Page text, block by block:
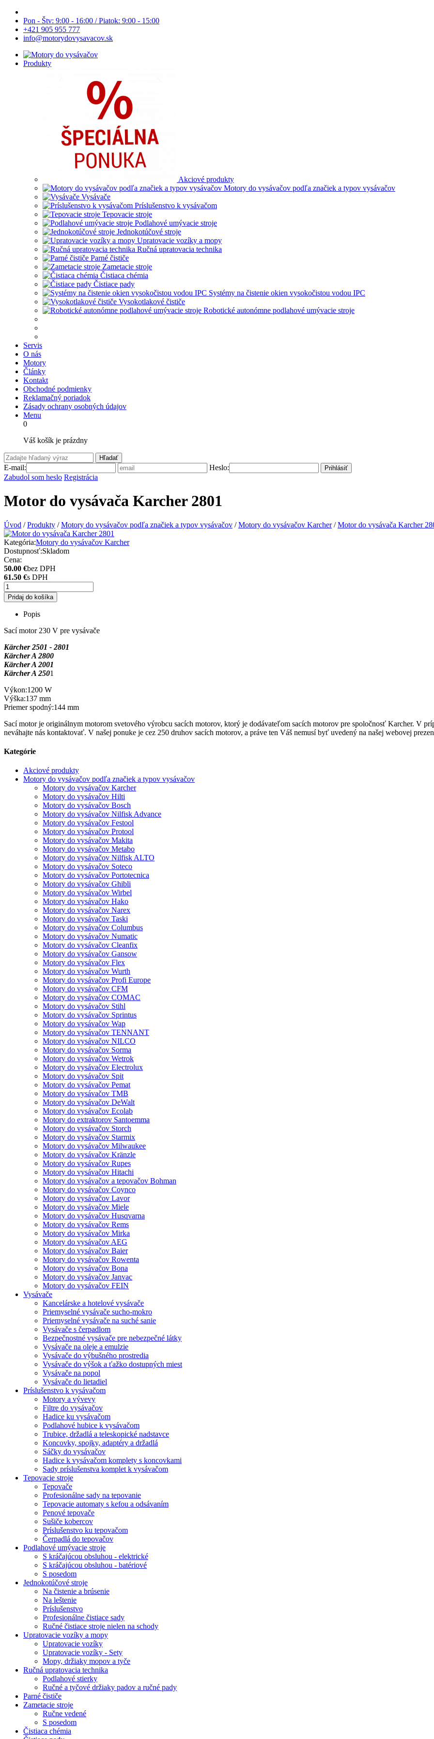
Pon - Štv: 9:00 - 16:00 / Piatok: 9:00 - 15:00
+421 905 955 777
info@motorydovysavacov.sk
Produkty
Akciové produkty
Motory do vysávačov podľa značiek a typov vysávačov
Vysávače
Príslušenstvo k vysávačom
Tepovacie stroje
Podlahové umývacie stroje
Jednokotúčové stroje
Upratovacie vozíky a mopy
Ručná upratovacia technika
Parné čističe
Zametacie stroje
Čistiaca chémia
Čistiace pady
Systémy na čistenie okien vysokočistou vodou IPC
Vysokotlakové čističe
Robotické autonómne podlahové umývacie stroje
Servis
O nás
Motory
Články
Kontakt
Obchodné podmienky
Reklamačný poriadok
Zásady ochrany osobných údajov
Menu
0
Váš košík je prázdny
Hľadať
E-mail: Heslo: Prihlásiť
Zabudol som heslo Registrácia
Motor do vysávača Karcher 2801
Úvod / Produkty / Motory do vysávačov podľa značiek a typov vysávačov / Motory do vysávačov Karcher / Motor do vysávača Karcher
Kategória:Motory do vysávačov Karcher
Dostupnosť:Skladom
Cena:
50.00 €bez DPH
61.50 €s DPH
Pridaj do košíka
Popis
Sací motor 230 V pre vysávače
Kärcher 2501 - 2801
Kärcher A 2800
Kärcher A 2001
Kärcher A 2501
Výkon:1200 W
Výška:137 mm
Priemer spodný:144 mm
Sací motor je originálnym motorom svetového výrobcu sacích motorov, ktorý je dodávateľom sacích motorov pre spoločnosť Karcher. V
neváhajte nás kontaktovať. V našej ponuke je cez 250 druhov sacích motorov, a práve ten Váš nemusí byť uvedený na našej webovej
Kategórie
Akciové produkty
Motory do vysávačov podľa značiek a typov vysávačov
Motory do vysávačov Karcher
Motory do vysávačov Hilti
Motory do vysávačov Bosch
Motory do vysávačov Nilfisk Advance
Motory do vysávačov Festool
Motory do vysávačov Protool
Motory do vysávačov Makita
Motory do vysávačov Metabo
Motory do vysávačov Nilfisk ALTO
Motory do vysávačov Soteco
Motory do vysávačov Portotecnica
Motory do vysávačov Ghibli
Motory do vysávačov Wirbel
Motory do vysávačov Hako
Motory do vysávačov Narex
Motory do vysávačov Taski
Motory do vysávačov Columbus
Motory do vysávačov Numatic
Motory do vysávačov Cleanfix
Motory do vysávačov Gansow
Motory do vysávačov Flex
Motory do vysávačov Wurth
Motory do vysávačov Profi Europe
Motory do vysávačov CFM
Motory do vysávačov COMAC
Motory do vysávačov Stihl
Motory do vysávačov Sprintus
Motory do vysávačov Wap
Motory do vysávačov TENNANT
Motory do vysávačov NILCO
Motory do vysávačov Sorma
Motory do vysávačov Wetrok
Motory do vysávačov Electrolux
Motory do vysávačov Spit
Motory do vysávačov Pemat
Motory do vysávačov TMB
Motory do vysávačov DeWalt
Motory do vysávačov Ecolab
Motory do extraktorov Santoemma
Motory do vysávačov Storch
Motory do vysávačov Starmix
Motory do vysávačov Milwaukee
Motory do vysávačov Kränzle
Motory do vysávačov Rupes
Motory do vysávačov Hitachi
Motory do vysávačov a tepovačov Bohman
Motory do vysávačov Coynco
Motory do vysávačov Lavor
Motory do vysávačov Miele
Motory do vysávačov Husqvarna
Motory do vysávačov Rems
Motory do vysávačov Mirka
Motory do vysávačov AEG
Motory do vysávačov Baier
Motory do vysávačov Rowenta
Motory do vysávačov Bona
Motory do vysávačov Janvac
Motory do vysávačov FEIN
Vysávače
Kancelárske a hotelové vysávače
Priemyselné vysávače sucho-mokro
Priemyselné vysávače na suché sanie
Vysávače s čerpadlom
Bezpečnostné vysávače pre nebezpečné látky
Vysávače na oleje a emulzie
Vysávače do výbušného prostredia
Vysávače do výšok a ťažko dostupných miest
Vysávače na popol
Vysávače do lietadiel
Príslušenstvo k vysávačom
Motory a vývevy
Filtre do vysávačov
Hadice ku vysávačom
Podlahové hubice k vysávačom
Trubice, držadlá a teleskopické nadstavce
Koncovky, spojky, adaptéry a držadlá
Sáčky do vysávačov
Hadice k vysávačom komplety s koncovkami
Sady príslušenstva komplet k vysávačom
Tepovacie stroje
Tepovače
Profesionálne sady na tepovanie
Tepovacie automaty s kefou a odsávaním
Penové tepovače
Sušiče kobercov
Príslušenstvo ku tepovačom
Čerpadlá do tepovačov
Podlahové umývacie stroje
S kráčajúcou obsluhou - elektrické
S kráčajúcou obsluhou - batériové
S posedom
Jednokotúčové stroje
Na čistenie a brúsenie
Na leštenie
Príslušenstvo
Profesionálne čistiace sady
Ručné čistiace stroje nielen na schody
Upratovacie vozíky a mopy
Upratovacie vozíky
Upratovacie vozíky - Sety
Mopy, držiaky mopov a tyče
Ručná upratovacia technika
Podlahové stierky
Ručné a tyčové držiaky padov a ručné pady
Parné čističe
Zametacie stroje
Ručne vedené
S posedom
Čistiaca chémia